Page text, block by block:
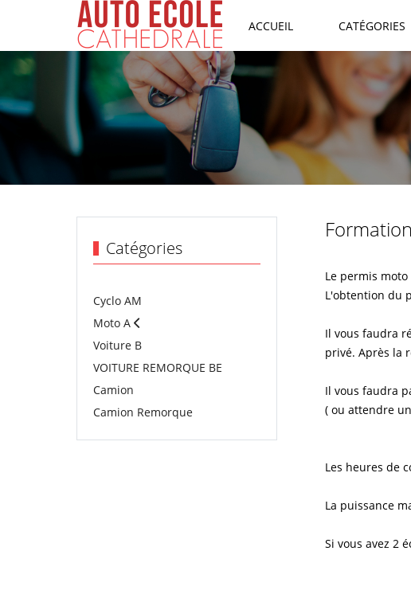
ACCUEIL CATÉGORIES
Catégories
Cyclo AM
Moto A
Voiture B
VOITURE REMORQUE BE
Camion
Camion Remorque
Le permis moto
L'obtention du
Il vous faudra
privé. Après la
Il vous faudra
( ou attendre
Les heures de
La puissance
Si vous avez 2